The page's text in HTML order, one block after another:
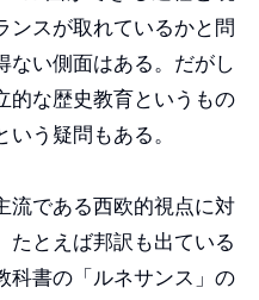
ンスが取れているかと問
ない側面はある。だがし
的な歴史教育というもの
う疑問もある。
である西欧的視点に対
たとえば邦訳も出ている
科書の「ルネサンス」の